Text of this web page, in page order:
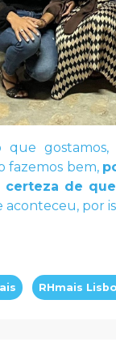
que
fazemos bem,
de
aconteceu, por
RHmais